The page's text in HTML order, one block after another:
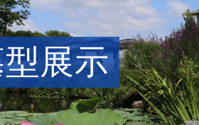
展示